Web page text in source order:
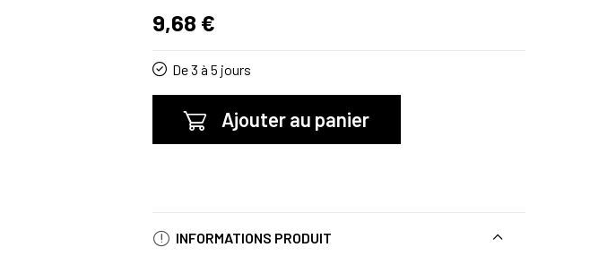
9,68 €
De 3 à 5 jours
Ajouter au panier
INFORMATIONS PRODUIT